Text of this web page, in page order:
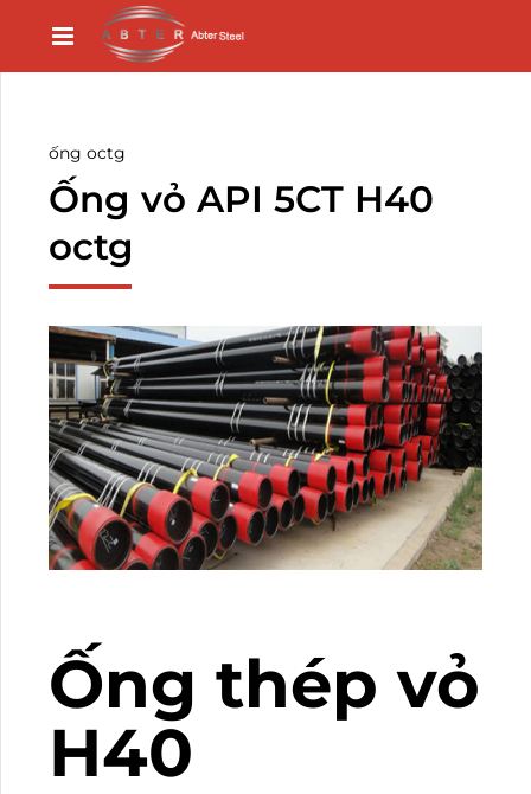
ống octg
Ống vỏ API 5CT H40
octg
Ống thép vỏ
H40